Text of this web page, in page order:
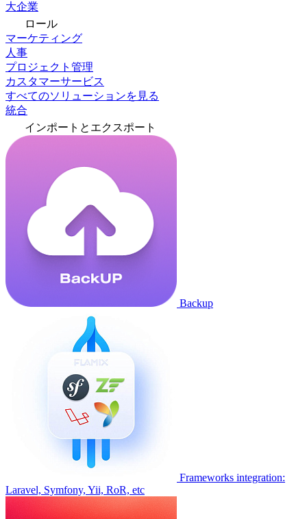
大企業
ロール
マーケティング
人事
プロジェクト管理
カスタマーサービス
すべてのソリューションを見る
統合
インポートとエクスポート
Backup
Frameworks integration:
Laravel, Symfony, Yii, RoR, etc